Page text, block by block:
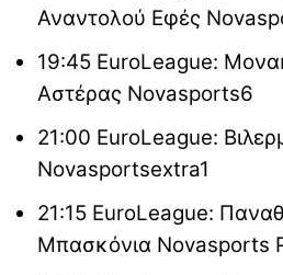
Αναντολού Εφές
19:45 EuroLeague:
Αστέρας Novasports6
21:00 EuroLeague:
Novasportsextra1
21:15 EuroLeague:
Μπασκόνια Novasports